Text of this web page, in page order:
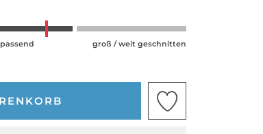
passend groß / weit geschnitten